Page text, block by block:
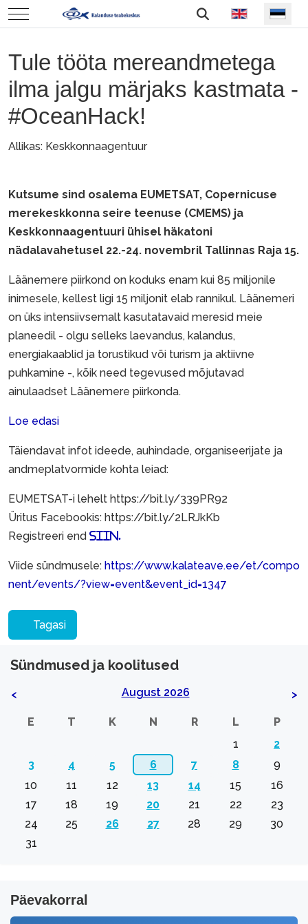
Mobile Menu Toggle Vali keel
Tule tööta mereandmetega
ilma jalgu märjaks kastmata -
#OceanHack!
Allikas: Keskkonnaagentuur
Kutsume sind osalema EUMETSAT, Copernicuse
merekeskkonna seire teenuse (CMEMS) ja
Keskkonnaagentuuri ühisel häkatoni
nädalavahetusel 22.-24. novembril Tallinnas Raja 15.
Läänemere piirkond on koduks enam kui 85 miljonile
inimesele, kellest ligi 15 miljonit elab rannikul. Läänemeri
on üks intensiivsemalt kasutatavaid meresid meie
planeedil - olgu selleks laevandus, kalandus,
energiakaablid ja torustikud või turism ja aktiivne
puhkamine -, kõik need tegevused mõjutavad
ainulaadset Läänemere piirkonda.
Loe edasi
Täiendavat infot ideede, auhindade, organiseerijate ja
andmeplatvormide kohta leiad:
EUMETSAT-i lehelt https://bit.ly/339PR92
Üritus Facebookis: https://bit.ly/2LRJkKb
Registreeri end siin.
Viide sündmusele: https://www.kalateave.ee/et/compo
nent/events/?view=event&event_id=1347
Tagasi
Sündmused ja koolitused
< August 2026 >
E T K N R L
P
1
2
3
4 5 6 7 8
9
10
11 12 13 14 15
16
17
18 19 20 21 22
23
24
25 26 27 28 29
30
31
Päevakorral